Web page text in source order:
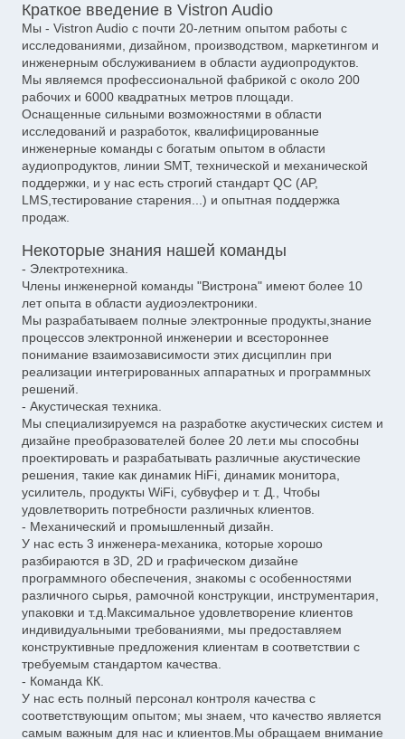
Краткое введение в Vistron Audio
Мы - Vistron Audio с почти 20-летним опытом работы с
исследованиями, дизайном, производством, маркетингом и
инженерным обслуживанием в области аудиопродуктов.
Мы являемся профессиональной фабрикой с около 200
рабочих и 6000 квадратных метров площади.
Оснащенные сильными возможностями в области
исследований и разработок, квалифицированные
инженерные команды с богатым опытом в области
аудиопродуктов, линии SMT, технической и механической
поддержки, и у нас есть строгий стандарт QC (AP,
LMS,тестирование старения...) и опытная поддержка
продаж.
Некоторые знания нашей команды
- Электротехника.
Члены инженерной команды "Вистрона" имеют более 10
лет опыта в области аудиоэлектроники.
Мы разрабатываем полные электронные продукты,знание
процессов электронной инженерии и всестороннее
понимание взаимозависимости этих дисциплин при
реализации интегрированных аппаратных и программных
решений.
- Акустическая техника.
Мы специализируемся на разработке акустических систем и
дизайне преобразователей более 20 лет.и мы способны
проектировать и разрабатывать различные акустические
решения, такие как динамик HiFi, динамик монитора,
усилитель, продукты WiFi, субвуфер и т. Д., Чтобы
удовлетворить потребности различных клиентов.
- Механический и промышленный дизайн.
У нас есть 3 инженера-механика, которые хорошо
разбираются в 3D, 2D и графическом дизайне
программного обеспечения, знакомы с особенностями
различного сырья, рамочной конструкции, инструментария,
упаковки и т.д.Максимальное удовлетворение клиентов
индивидуальными требованиями, мы предоставляем
конструктивные предложения клиентам в соответствии с
требуемым стандартом качества.
- Команда КК.
У нас есть полный персонал контроля качества с
соответствующим опытом; мы знаем, что качество является
самым важным для нас и клиентов.Мы обращаем внимание